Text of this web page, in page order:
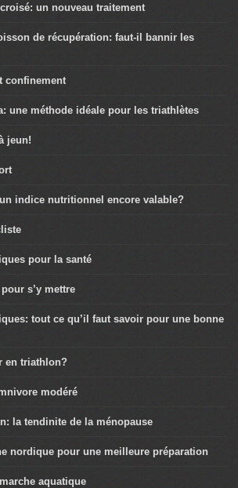
un nouveau traitement
de récupération: faut-il bannir les
confinement
une méthode idéale pour les triathlètes
jeun!
indice nutritionnel encore valable?
pour la santé
s’y mettre
tout ce qu’il faut savoir pour une bonne
en triathlon?
modéré
la tendinite de la ménopause
nordique pour une meilleure préparation
aquatique